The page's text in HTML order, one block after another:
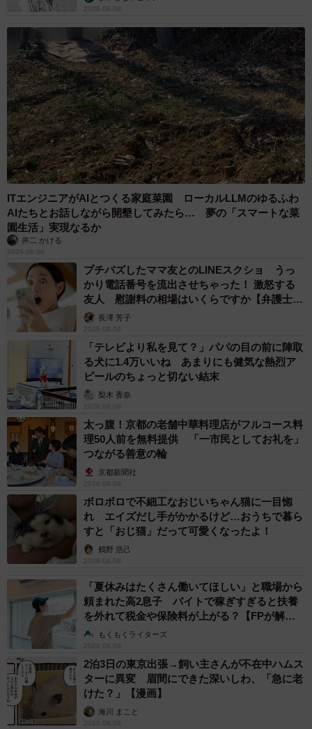
2026.08.08
ITエンジニアがAIとつくる家庭菜園 ローカルLLMのゆるふわ
AIたちとお話しながら開墾してみたら… 夢の「スマートな菜
園生活」実現なるか
井二 かける
2026.08.08
プチバズしたママ友とのLINEスクショ うっ
かり電話番号を流出させちゃった！ 激怒する
友人 慰謝料の相場はいくらですか【弁護士が
解説】長澤 芳子
2026.08.08
「テレビより私を見て？」パパの目の前に陣取
る犬に1.4万いいね あまりにも健気な熱烈ア
ピールのちょっと切ない結末
梨木 香奈
2026.08.08
太っ腹！京都の老舗中華料理店がフルコース料
理50人前を無料提供 「一市民としてお礼を」
つながる善意の輪
京都新聞社
2026.08.08
ボロボロで不細工なおじいちゃん猫に一目惚
れ エイズだし手がかかるけど…おうちで暮ら
すと「おじ猫」だって可愛くなったよ！
鶴野 浩己
2026.08.08
「夏休みはたくさん働いてほしい」と職場から
頼まれた高2息子 バイトで稼ぎすぎると扶養
を外れて税金や保険料が上がる？【FPが解
説】もくもくライターズ
2026.08.08
2泊3日の東京出張→飼い主さんが不在中ハムス
ターに異変 眉間にできた深いしわ、「急に老
けた？」【漫画】
海川 まこと
2026.08.08